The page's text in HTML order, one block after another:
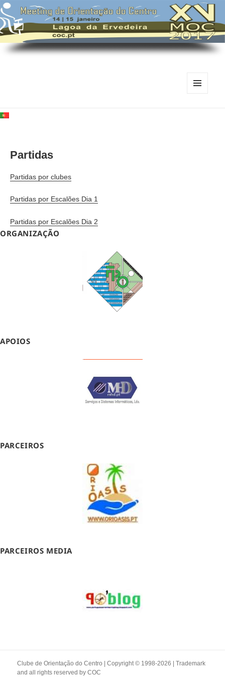
Partidas
Partidas por clubes
Partidas por Escalões Dia 1
Partidas por Escalões Dia 2
ORGANIZAÇÃO
APOIOS
PARCEIROS
PARCEIROS MEDIA
Clube de Orientação do Centro | Copyright © 1998-2026 | Trademark
and all rights reserved byCOC